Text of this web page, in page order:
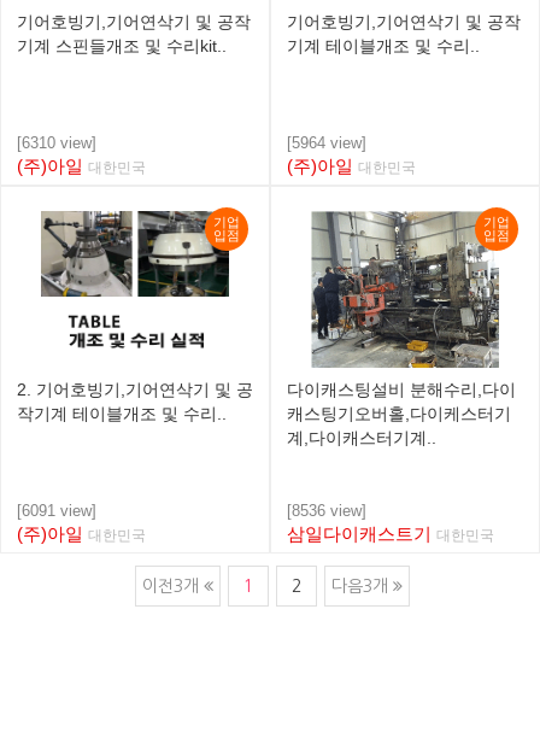
기어호빙기,기어연삭기 및 공작
기계 스핀들개조 및 수리kit..
[6310 view]
(주)아일 대한민국
기어호빙기,기어연삭기 및 공작
기계 테이블개조 및 수리..
[5964 view]
(주)아일 대한민국
기업
입점
2. 기어호빙기,기어연삭기 및 공
작기계 테이블개조 및 수리..
[6091 view]
(주)아일 대한민국
기업
입점
다이캐스팅설비 분해수리,다이
캐스팅기오버홀,다이케스터기
계,다이캐스터기계..
[8536 view]
삼일다이캐스트기 대한민국
이전3개 1 2 다음3개